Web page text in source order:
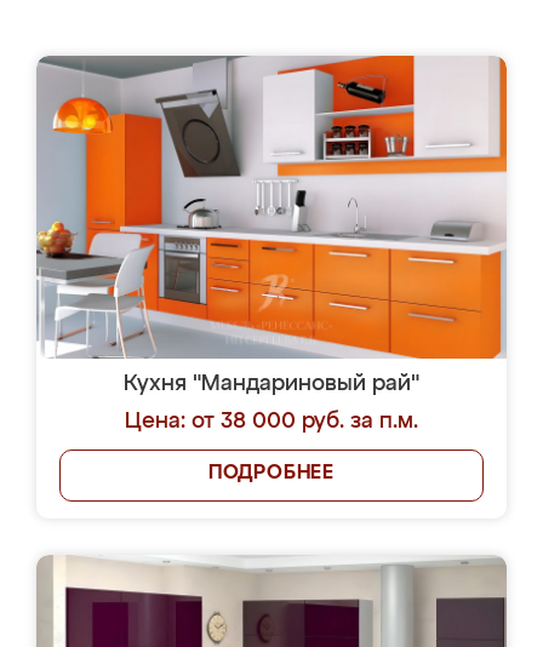
Кухня "Мандариновый рай"
Цена: от 38 000 руб. за п.м.
ПОДРОБНЕЕ